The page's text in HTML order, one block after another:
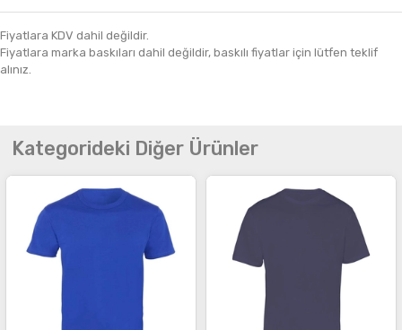
Fiyatlara KDV dahil değildir.
Fiyatlara marka baskıları dahil değildir, baskılı fiyatlar için lütfen teklif
alınız.
Kategorideki Diğer Ürünler